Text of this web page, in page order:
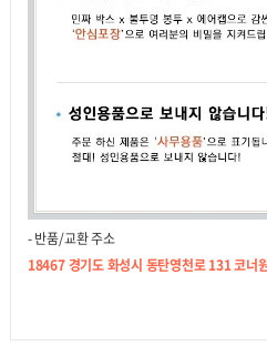
- 반품/교환 주소
18467 경기도 화성시 동탄영천로 131 코너